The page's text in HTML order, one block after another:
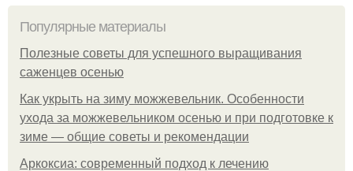
Популярные материалы
Полезные советы для успешного выращивания
саженцев осенью
Как укрыть на зиму можжевельник. Особенности
ухода за можжевельником осенью и при подготовке к
зиме — общие советы и рекомендации
Аркоксиа: современный подход к лечению